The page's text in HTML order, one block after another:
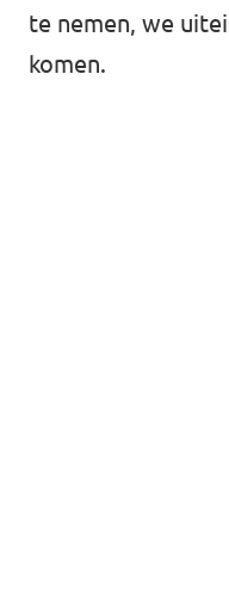
te nemen, we
komen.